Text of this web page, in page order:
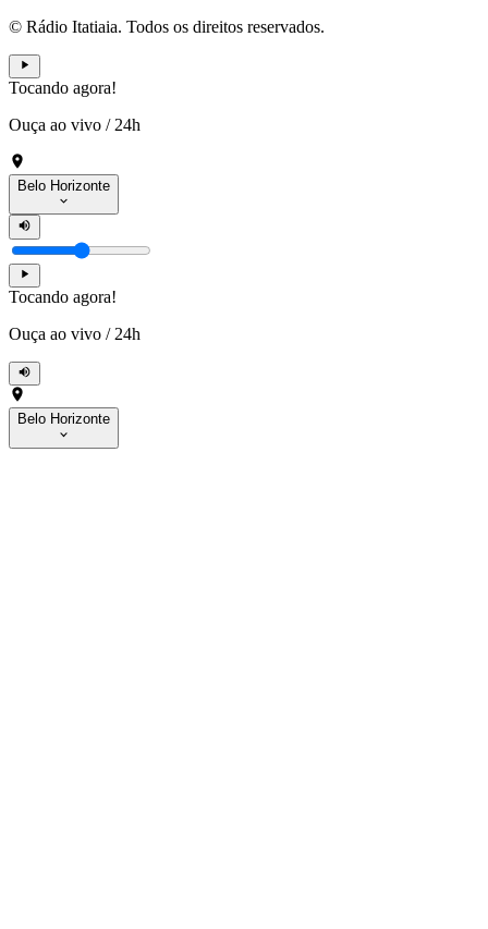
© Rádio Itatiaia. Todos os direitos reservados.
Tocando agora!
Ouça ao vivo / 24h
Belo Horizonte
Tocando agora!
Ouça ao vivo / 24h
Belo Horizonte